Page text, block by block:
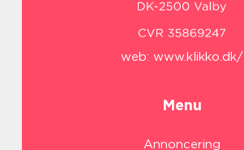
web: www.klikko.dk/
Menu
Annoncering